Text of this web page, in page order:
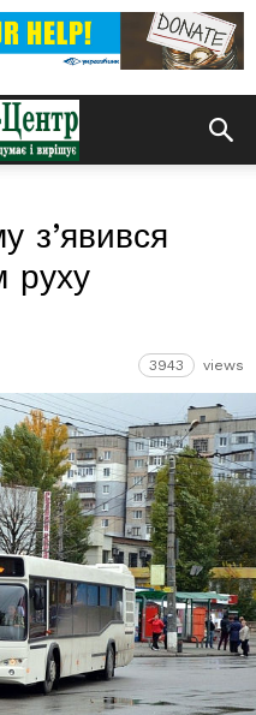
з’явився
руху
3943 views